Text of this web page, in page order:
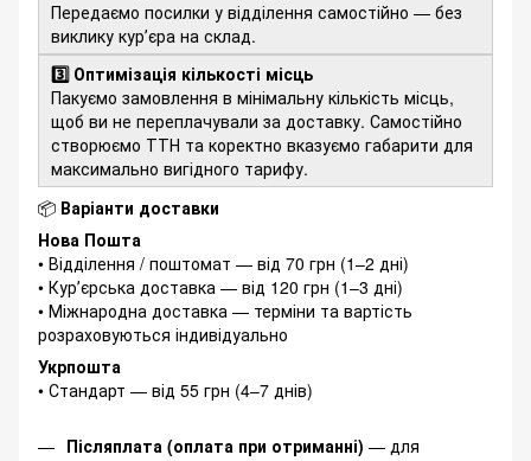
Передаємо посилки у відділення самостійно — без
виклику курʼєра на склад.
3️⃣ Оптимізація кількості місць
Пакуємо замовлення в мінімальну кількість місць,
щоб ви не переплачували за доставку. Самостійно
створюємо ТТН та коректно вказуємо габарити для
максимально вигідного тарифу.
📦 Варіанти доставки
Нова Пошта
• Відділення / поштомат — від 70 грн (1–2 дні)
• Курʼєрська доставка — від 120 грн (1–3 дні)
• Міжнародна доставка — терміни та вартість
розраховуються індивідуально
Укрпошта
• Стандарт — від 55 грн (4–7 днів)
Післяплата (оплата при отриманні) — для